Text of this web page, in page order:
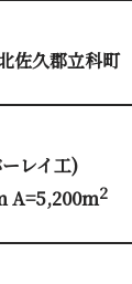
佐久郡立科
レイ工)
A=5,200m2